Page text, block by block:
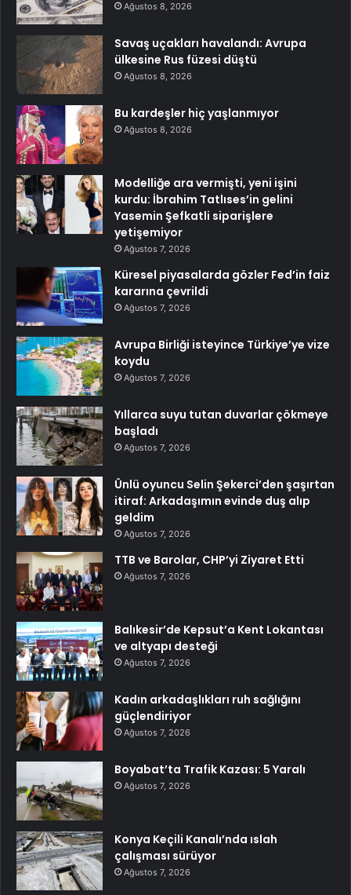
Ağustos 8, 2026
Savaş uçakları havalandı: Avrupa
ülkesine Rus füzesi düştü
Ağustos 8, 2026
Bu kardeşler hiç yaşlanmıyor
Ağustos 8, 2026
Modelliğe ara vermişti, yeni işini
kurdu: İbrahim Tatlıses’in gelini
Yasemin Şefkatli siparişlere
yetişemiyor
Ağustos 7, 2026
Küresel piyasalarda gözler Fed’in faiz
kararına çevrildi
Ağustos 7, 2026
Avrupa Birliği isteyince Türkiye’ye vize
koydu
Ağustos 7, 2026
Yıllarca suyu tutan duvarlar çökmeye
başladı
Ağustos 7, 2026
Ünlü oyuncu Selin Şekerci’den şaşırtan
itiraf: Arkadaşımın evinde duş alıp
geldim
Ağustos 7, 2026
TTB ve Barolar, CHP’yi Ziyaret Etti
Ağustos 7, 2026
Balıkesir’de Kepsut’a Kent Lokantası
ve altyapı desteği
Ağustos 7, 2026
Kadın arkadaşlıkları ruh sağlığını
güçlendiriyor
Ağustos 7, 2026
Boyabat’ta Trafik Kazası: 5 Yaralı
Ağustos 7, 2026
Konya Keçili Kanalı’nda ıslah
çalışması sürüyor
Ağustos 7, 2026